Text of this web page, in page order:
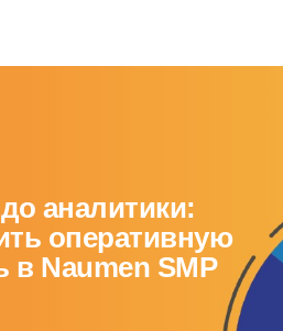
аналитики:
оперативную
в Naumen SMP